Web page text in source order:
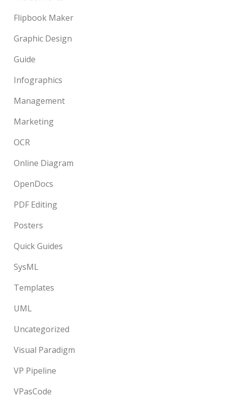
Flipbook Maker
Graphic Design
Guide
Infographics
Management
Marketing
OCR
Online Diagram
OpenDocs
PDF Editing
Posters
Quick Guides
SysML
Templates
UML
Uncategorized
Visual Paradigm
VP Pipeline
VPasCode